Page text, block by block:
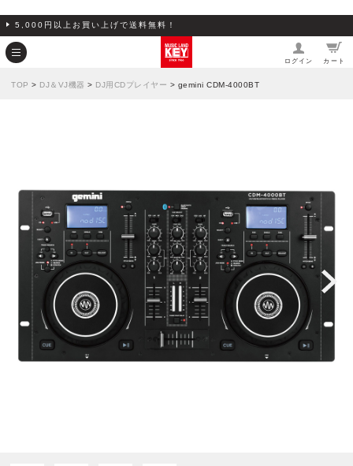
5,000円以上お買い上げで送料無料！
ログイン カート
TOP > DJ＆VJ機器 > DJ用CDプレイヤー > gemini CDM-4000BT